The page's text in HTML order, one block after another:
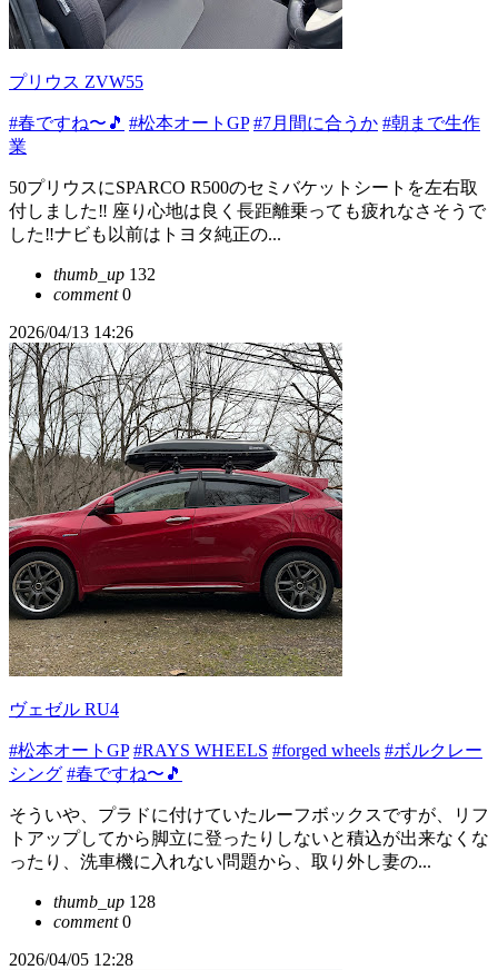
プリウス ZVW55
#春ですね〜🎵 #松本オートGP #7月間に合うか #朝まで生作
業
50プリウスにSPARCO R500のセミバケットシートを左右取
付しました‼️ 座り心地は良く長距離乗っても疲れなさそうで
した‼︎ナビも以前はトヨタ純正の...
thumb_up 132
comment0
2026/04/13 14:26
ヴェゼル RU4
#松本オートGP #RAYS WHEELS #forged wheels #ボルクレー
シング #春ですね〜🎵
そういや、プラドに付けていたルーフボックスですが、リフ
トアップしてから脚立に登ったりしないと積込が出来なくな
ったり、洗車機に入れない問題から、取り外し妻の...
thumb_up 128
comment0
2026/04/05 12:28